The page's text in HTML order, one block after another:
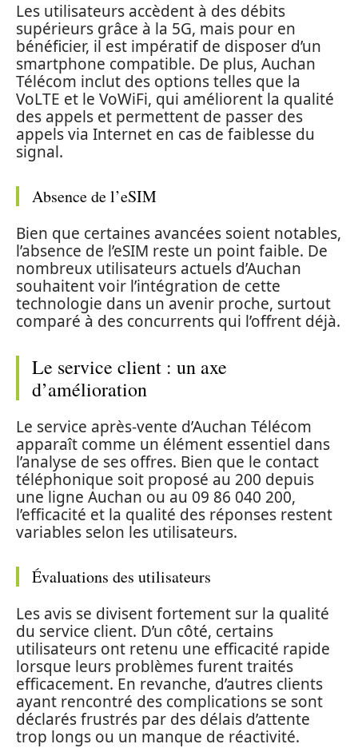
Les utilisateurs accèdent à des débits
supérieurs grâce à la 5G, mais pour en
bénéficier, il est impératif de disposer d’un
smartphone compatible. De plus, Auchan
Télécom inclut des options telles que la
VoLTE et le VoWiFi, qui améliorent la qualité
des appels et permettent de passer des
appels via Internet en cas de faiblesse du
signal.
Absence de l’eSIM
Bien que certaines avancées soient notables,
l’absence de l’eSIM reste un point faible. De
nombreux utilisateurs actuels d’Auchan
souhaitent voir l’intégration de cette
technologie dans un avenir proche, surtout
comparé à des concurrents qui l’offrent déjà.
Le service client : un axe
d’amélioration
Le service après-vente d’Auchan Télécom
apparaît comme un élément essentiel dans
l’analyse de ses offres. Bien que le contact
téléphonique soit proposé au 200 depuis
une ligne Auchan ou au 09 86 040 200,
l’efficacité et la qualité des réponses restent
variables selon les utilisateurs.
Évaluations des utilisateurs
Les avis se divisent fortement sur la qualité
du service client. D’un côté, certains
utilisateurs ont retenu une efficacité rapide
lorsque leurs problèmes furent traités
efficacement. En revanche, d’autres clients
ayant rencontré des complications se sont
déclarés frustrés par des délais d’attente
trop longs ou un manque de réactivité.